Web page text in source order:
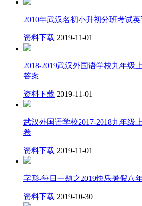
2010年武汉名初小升初分班考试
资料下载 2019-11-01
2018-2019武汉外国语学校九年级
答案
资料下载 2019-11-01
武汉外国语学校2017-2018九年级
卷
资料下载 2019-11-01
字形-每日一题之2019快乐暑假八
资料下载 2019-10-30